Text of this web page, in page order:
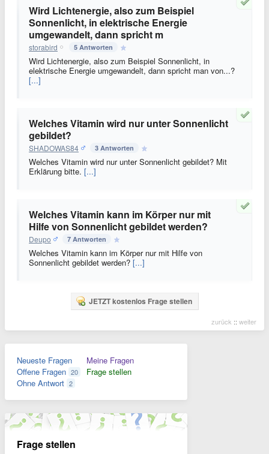
Wird Lichtenergie, also zum Beispiel
Sonnenlicht, in elektrische Energie
umgewandelt, dann spricht m
storabird 5 Antworten
Wird Lichtenergie, also zum Beispiel Sonnenlicht, in
elektrische Energie umgewandelt, dann spricht man von...?
[...]
Welches Vitamin wird nur unter Sonnenlicht
gebildet?
SHADOWAS84 3 Antworten
Welches Vitamin wird nur unter Sonnenlicht gebildet? Mit
Erklärung bitte. [...]
Welches Vitamin kann im Körper nur mit
Hilfe von Sonnenlicht gebildet werden?
Deupo 7 Antworten
Welches Vitamin kann im Körper nur mit Hilfe von
Sonnenlicht gebildet werden? [...]
JETZT kostenlos Frage stellen
zurück :: weiter
Neueste Fragen
Offene Fragen 20
Ohne Antwort 2
Meine Fragen
Frage stellen
Frage stellen